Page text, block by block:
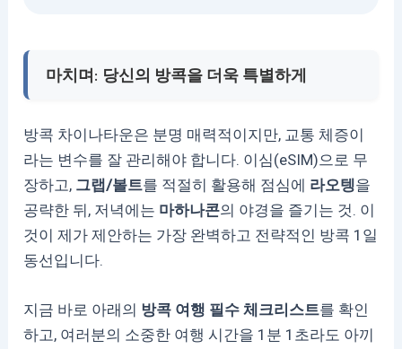
마치며: 당신의 방콕을 더욱 특별하게
방콕 차이나타운은 분명 매력적이지만, 교통 체증이
라는 변수를 잘 관리해야 합니다. 이심(eSIM)으로 무
장하고, 그랩/볼트를 적절히 활용해 점심에 라오텡을
공략한 뒤, 저녁에는 마하나콘의 야경을 즐기는 것. 이
것이 제가 제안하는 가장 완벽하고 전략적인 방콕 1일
동선입니다.
지금 바로 아래의 방콕 여행 필수 체크리스트를 확인
하고, 여러분의 소중한 여행 시간을 1분 1초라도 아끼